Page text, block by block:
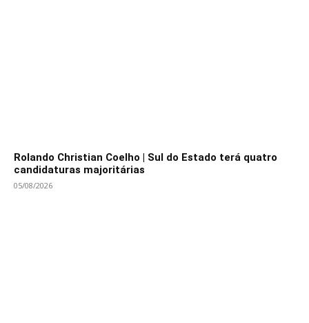
Rolando Christian Coelho | Sul do Estado terá quatro
candidaturas majoritárias
05/08/2026